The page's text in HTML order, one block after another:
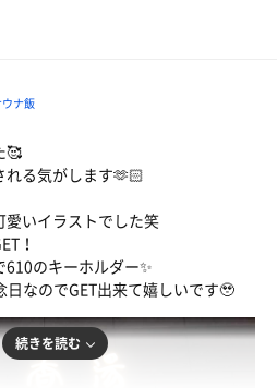
ノ
ナ飯
🥰
る気がします🫶🏻
いイラストでした笑
！
のキーホルダー✨️
日なのでGET出来て嬉しいです🥹
続きを読む